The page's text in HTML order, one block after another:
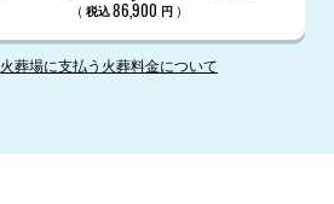
（ 税込86,900 円 ）
火葬場に支払う火葬料金について